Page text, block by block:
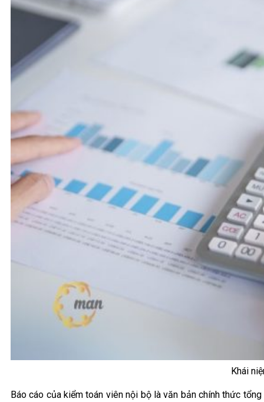
Khái
Báo cáo của kiểm toán viên nội bộ là văn bản chính thức